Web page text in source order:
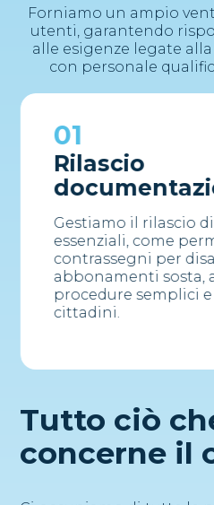
Forniamo un ampio
utenti, garantendo
alle esigenze legate
con personale
01
Rilascio
Gestiamo il rilascio
essenziali, come
contrassegni per
abbonamenti sosta,
procedure semplici
cittadini.
Tutto ciò
concerne il